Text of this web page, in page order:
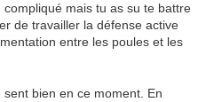
mais tu as su te battre
de travailler la défense active
entre les poules et les
bien en ce moment. En